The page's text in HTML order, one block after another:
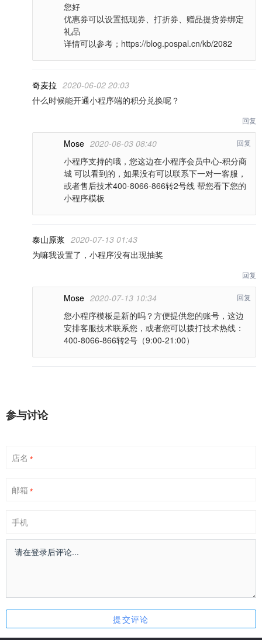
您好
优惠券可以设置抵现券、打折券、赠品提货券绑定
礼品
详情可以参考；https://blog.pospal.cn/kb/2082
奇麦拉 2020-06-02 20:03
什么时候能开通小程序端的积分兑换呢？
回复
Mose 2020-06-03 08:40
小程序支持的哦，您这边在小程序会员中心-积分商
城 可以看到的，如果没有可以联系下一对一客服，
或者售后技术400-8066-866转2号线 帮您看下您的
小程序模板
回复
泰山原浆 2020-07-13 01:43
为嘛我设置了，小程序没有出现抽奖
回复
Mose 2020-07-13 10:34
您小程序模板是新的吗？方便提供您的账号，这边
安排客服技术联系您，或者您可以拨打技术热线：
400-8066-866转2号（9:00-21:00）
回复
参与讨论
店名 *
邮箱 *
手机